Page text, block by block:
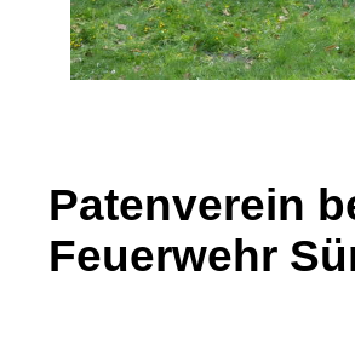
Patenverein
Feuerwehr